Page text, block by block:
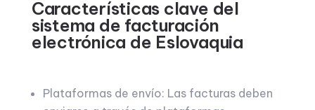
Características clave del
sistema de facturación
electrónica de Eslovaquia
Plataformas de envío: Las facturas deben